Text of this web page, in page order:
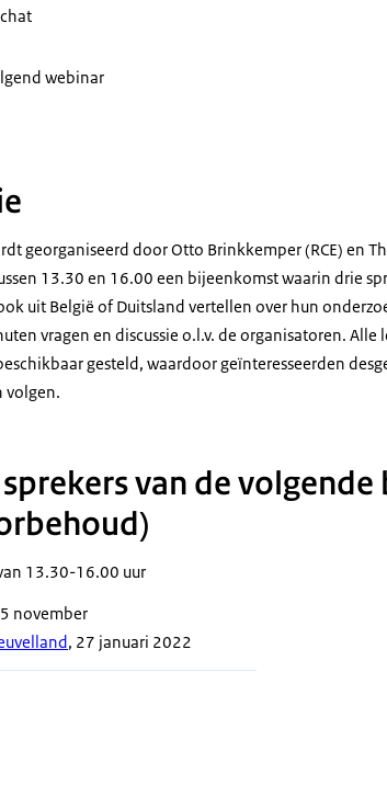
webinar
georganiseerd door Otto Brinkkemper (RCE) en
13.30 en 16.00 een bijeenkomst waarin drie
uit België of Duitsland vertellen over hun
vragen en discussie o.l.v. de organisatoren.
gesteld, waardoor geïnteresseerden
volgen.
van de
13.30-16.00 uur
november
, 27 januari 2022